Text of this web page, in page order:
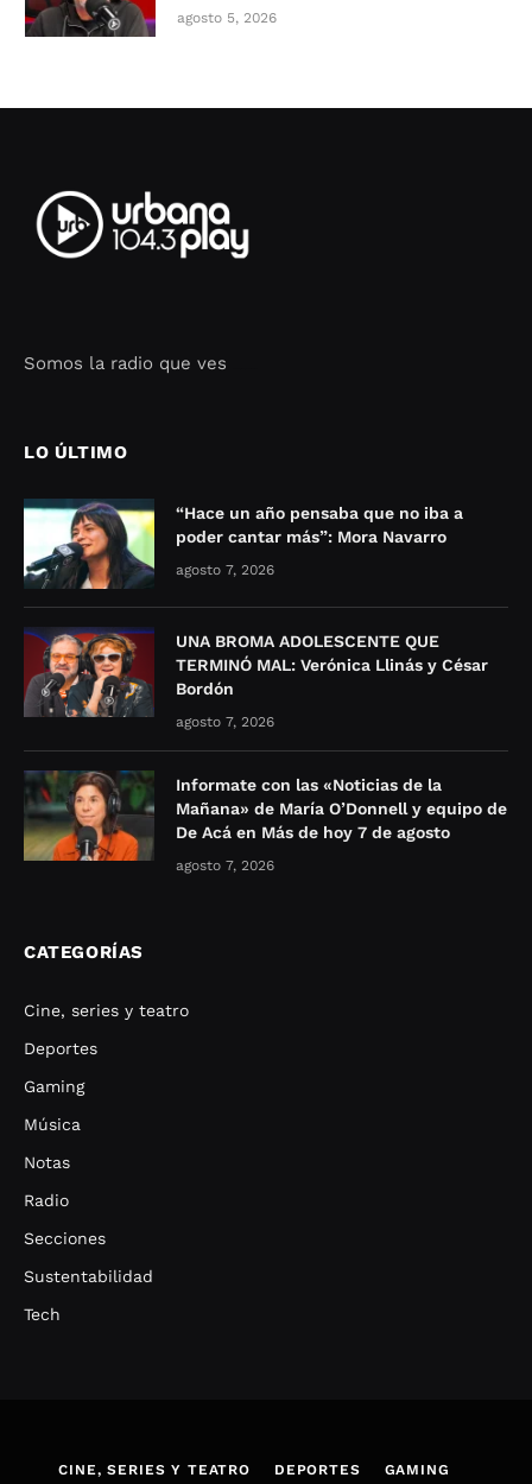
agosto 5, 2026
Somos la radio que ves
LO ÚLTIMO
“Hace un año pensaba que no iba a
poder cantar más”: Mora Navarro
agosto 7, 2026
UNA BROMA ADOLESCENTE QUE
TERMINÓ MAL: Verónica Llinás y César
Bordón
agosto 7, 2026
Informate con las «Noticias de la
Mañana» de María O’Donnell y equipo de
De Acá en Más de hoy 7 de agosto
agosto 7, 2026
CATEGORÍAS
Cine, series y teatro
Deportes
Gaming
Música
Notas
Radio
Secciones
Sustentabilidad
Tech
CINE, SERIES Y TEATRO DEPORTES GAMING